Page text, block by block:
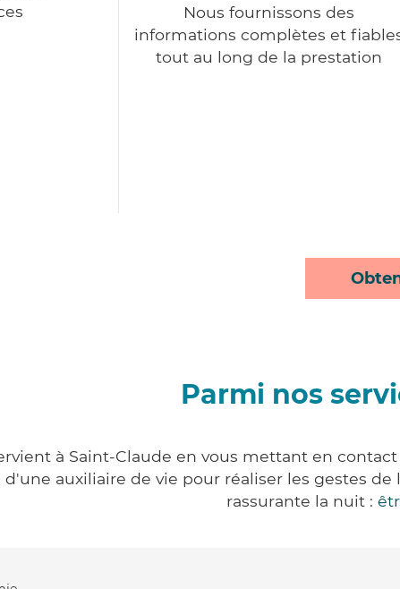
Nous fournissons des
informations complètes et
tout au long de la prestation
Parmi nos
à Saint-Claude en vous mettant en
d'une auxiliaire de vie pour réaliser les gestes
rassurante la nuit :